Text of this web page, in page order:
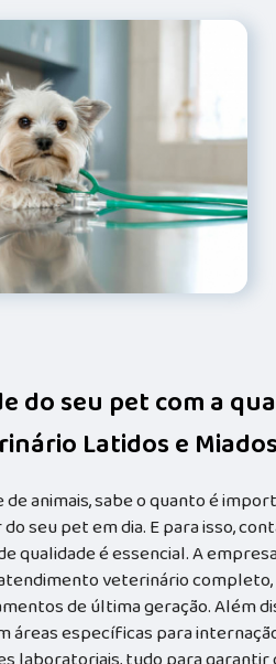
do seu pet com a
Latidos e Miados
de animais, sabe o quanto é
seu pet em dia. E para isso,
qualidade é essencial. A
veterinário
de última geração. Além
áreas específicas para